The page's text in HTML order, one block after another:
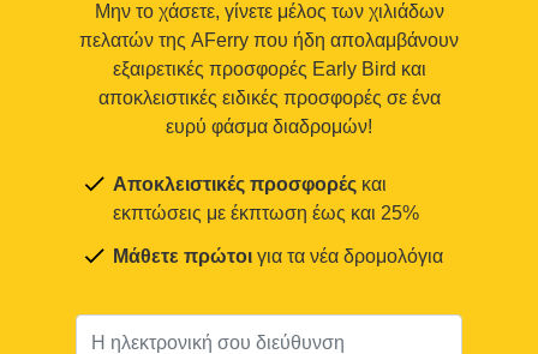
Μην το χάσετε, γίνετε μέλος των χιλιάδων
πελατών της AFerry που ήδη απολαμβάνουν
εξαιρετικές προσφορές Early Bird και
αποκλειστικές ειδικές προσφορές σε ένα
ευρύ φάσμα διαδρομών!
Αποκλειστικές προσφορές και
εκπτώσεις με έκπτωση έως και 25%
Μάθετε πρώτοι για τα νέα δρομολόγια